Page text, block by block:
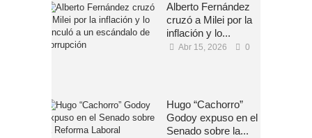
Alberto Fernández
cruzó a Milei por la
inflación y lo...
Abr 15, 2026 0
Hugo “Cachorro”
Godoy expuso en el
Senado sobre la...